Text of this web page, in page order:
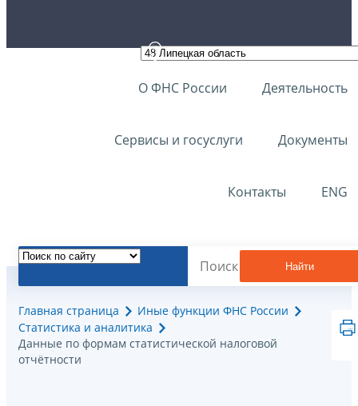
О ФНС России Деятельность
Сервисы и госуслуги Документы
Контакты ENG
Найти
Главная страница
Иные функции ФНС России
Статистика и аналитика
Данные по формам статистической налоговой
отчётности